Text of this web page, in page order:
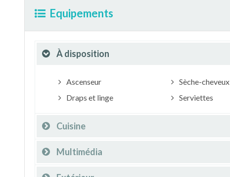
Equipements
À disposition
Ascenseur
Draps et linge
Sèche-cheveux
Serviettes
Cuisine
Multimédia